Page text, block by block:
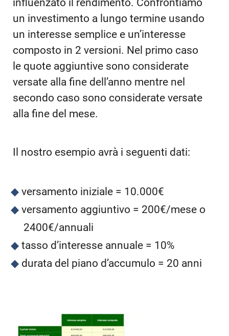
un investimento a lungo termine usando
un interesse semplice e un’interesse
composto in 2 versioni. Nel primo caso
le quote aggiuntive sono considerate
versate alla fine dell’anno mentre nel
secondo caso sono considerate versate
alla fine del mese.
Il nostro esempio avrà i seguenti dati:
versamento iniziale = 10.000€
versamento aggiuntivo = 200€/mese o
2400€/annuali
tasso d’interesse annuale = 10%
durata del piano d’accumulo = 20 anni